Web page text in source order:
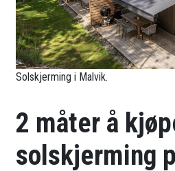
Solskjerming i Malvik.
2 måter å
solskjerming